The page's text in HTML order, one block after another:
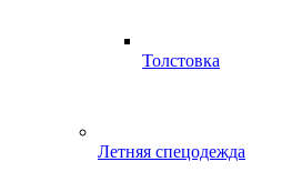
Толстовка
Летняя спецодежда